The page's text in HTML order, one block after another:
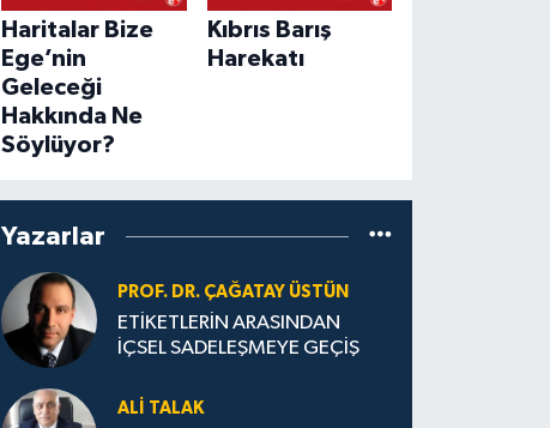
Haritalar Bize
Ege’nin
Geleceği
Hakkında Ne
Söylüyor?
Kıbrıs Barış
Harekatı
Yazarlar
PROF. DR. ÇAĞATAY ÜSTÜN
ETİKETLERİN ARASINDAN
İÇSEL SADELEŞMEYE GEÇİŞ
ALI TALAK